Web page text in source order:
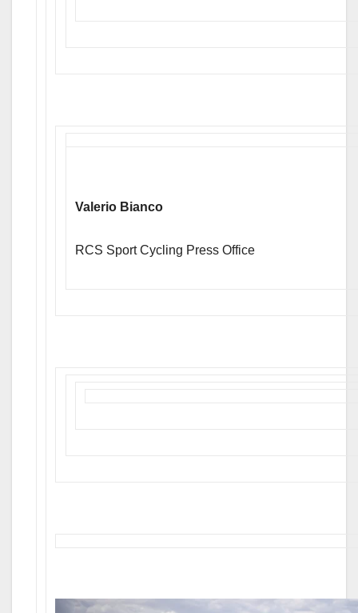
Valerio Bianco
RCS Sport Cycling Press Office